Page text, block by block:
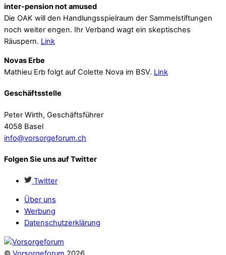
inter-pension not amused
Die OAK will den Handlungsspielraum der Sammelstiftungen
noch weiter engen. Ihr Verband wagt ein skeptisches
Räuspern. Link
Novas Erbe
Mathieu Erb folgt auf Colette Nova im BSV. Link
Geschäftsstelle
Peter Wirth, Geschäftsführer
4058 Basel
info@vorsorgeforum.ch
Folgen Sie uns auf Twitter
Twitter
Über uns
Werbung
Datenschutzerklärung